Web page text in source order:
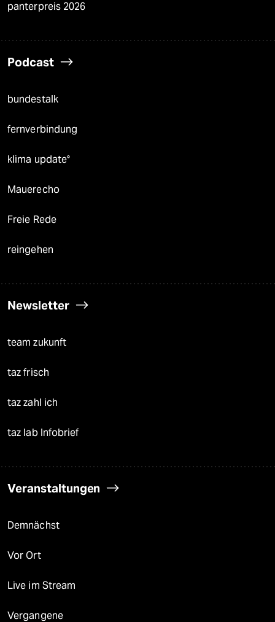
panterpreis 2026
Podcast
bundestalk
fernverbindung
klima update°
Mauerecho
Freie Rede
reingehen
Newsletter
team zukunft
taz frisch
taz zahl ich
taz lab Infobrief
Veranstaltungen
Demnächst
Vor Ort
Live im Stream
Vergangene